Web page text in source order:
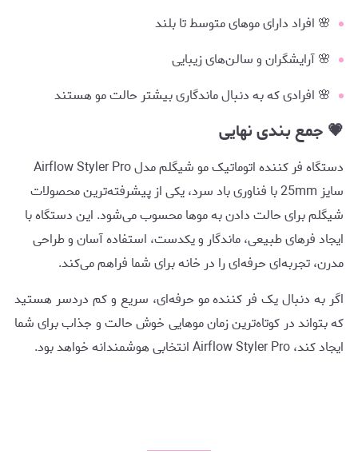
🌸 افراد دارای موهای متوسط تا بلند
🌸 آرایشگران و سالن‌های زیبایی
🌸 افرادی که به دنبال ماندگاری بیشتر حالت مو هستند
💗 جمع بندی نهایی
دستگاه فر کننده اتوماتیک مو شیگلم مدل Airflow Styler Pro
سایز 25mm با فناوری باد سرد، یکی از پیشرفته‌ترین محصولات
شیگلم برای حالت دادن به موها محسوب می‌شود. این دستگاه با
ایجاد فرهای طبیعی، ماندگار و یکدست، استفاده آسان و طراحی
مدرن، تجربه‌ای حرفه‌ای را در خانه برای شما فراهم می‌کند.
اگر به دنبال یک فر کننده مو حرفه‌ای، سریع و کم دردسر هستید
که بتواند در کوتاه‌ترین زمان موهایی خوش حالت و جذاب برای شما
ایجاد کند، Airflow Styler Pro انتخابی هوشمندانه خواهد بود.